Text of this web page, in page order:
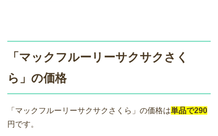
「マックフルーリーサクサクさく
ら」の価格
「マックフルーリーサクサクさくら」の価格は単品で290
円です。